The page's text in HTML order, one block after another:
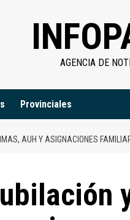
AGENCIA DE
Provinciales
AUH Y ASIGNACIONES